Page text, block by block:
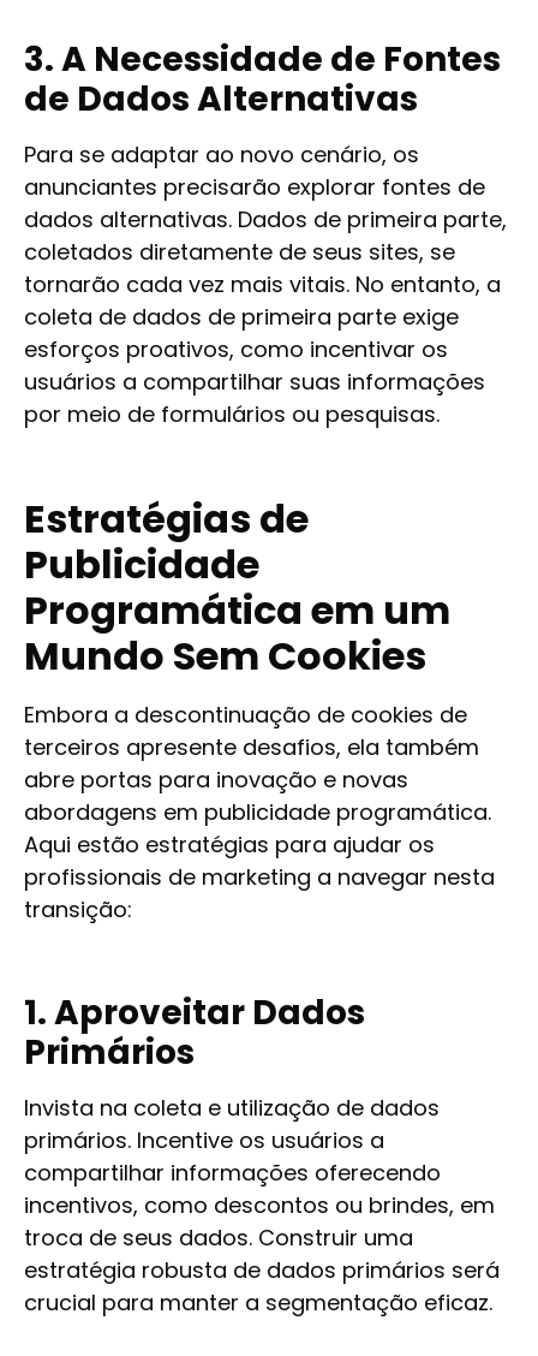
3. A Necessidade de Fontes
de Dados Alternativas
Para se adaptar ao novo cenário, os
anunciantes precisarão explorar fontes de
dados alternativas. Dados de primeira parte,
coletados diretamente de seus sites, se
tornarão cada vez mais vitais. No entanto, a
coleta de dados de primeira parte exige
esforços proativos, como incentivar os
usuários a compartilhar suas informações
por meio de formulários ou pesquisas.
Estratégias de
Publicidade
Programática em um
Mundo Sem Cookies
Embora a descontinuação de cookies de
terceiros apresente desafios, ela também
abre portas para inovação e novas
abordagens em publicidade programática.
Aqui estão estratégias para ajudar os
profissionais de marketing a navegar nesta
transição:
1. Aproveitar Dados
Primários
Invista na coleta e utilização de dados
primários. Incentive os usuários a
compartilhar informações oferecendo
incentivos, como descontos ou brindes, em
troca de seus dados. Construir uma
estratégia robusta de dados primários será
crucial para manter a segmentação eficaz.